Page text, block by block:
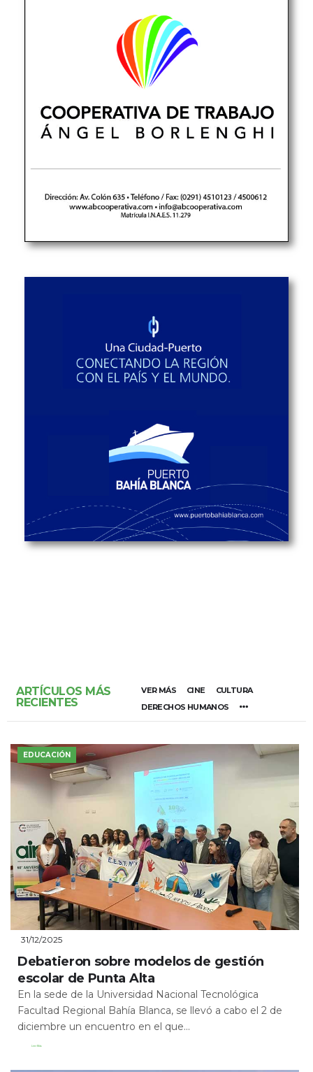
ARTÍCULOS MÁS
RECIENTES
VER MÁS CINE
CULTURA
DERECHOS HUMANOS
EDUCACIÓN
31/12/2025
Debatieron sobre modelos de gestión
escolar de Punta Alta
En la sede de la Universidad Nacional Tecnológica
Facultad Regional Bahía Blanca, se llevó a cabo el 2 de
diciembre un encuentro en el que...
Leer Más